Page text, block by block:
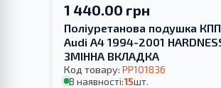
1 440.00 грн
Поліуретанова подушка КПП
Audi A4 1994-2001
ЗМІННА ВКЛАДКА
Код товару: PP101836
В наявності:15шт.